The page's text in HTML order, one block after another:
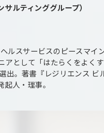
ルティンググループ）
ルスサービスのピースマイ
アとして「はたらくをよ
出。著書『レジリエンス
人・理事。